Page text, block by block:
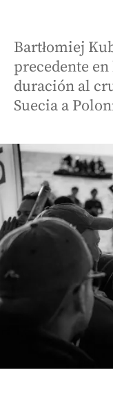
Bartłomiej
precedente
duración al
Suecia a